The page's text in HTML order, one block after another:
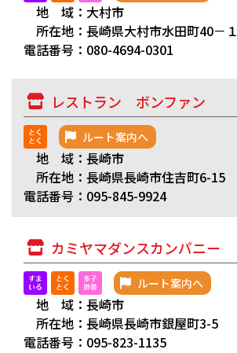
地 域：大村市
所在地：長崎県大村市水田町40－１
電話番号：080-4694-0301
レストラン ボンファン
ルート案内へ
地 域：長崎市
所在地：長崎県長崎市住吉町6-15
電話番号：095-845-9924
カミヤマダンスカンパニー
ルート案内へ
地 域：長崎市
所在地：長崎県長崎市銀屋町3-5
電話番号：095-823-1135